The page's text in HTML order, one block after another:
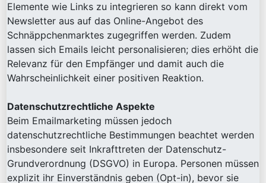
Elemente wie Links zu integrieren so kann direkt vom
Newsletter aus auf das Online-Angebot des
Schnäppchenmarktes zugegriffen werden. Zudem
lassen sich Emails leicht personalisieren; dies erhöht die
Relevanz für den Empfänger und damit auch die
Wahrscheinlichkeit einer positiven Reaktion.
Datenschutzrechtliche Aspekte
Beim Emailmarketing müssen jedoch
datenschutzrechtliche Bestimmungen beachtet werden
insbesondere seit Inkrafttreten der Datenschutz-
Grundverordnung (DSGVO) in Europa. Personen müssen
explizit ihr Einverständnis geben (Opt-in), bevor sie